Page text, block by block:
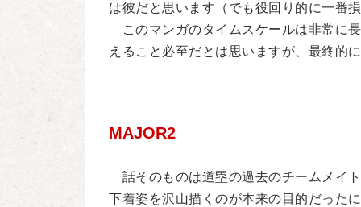
は彼だと思います（でも役回り的に一番
このマンガのタイムスケールは非常に
えること必至だとは思いますが、最終的
MAJOR2
話そのものは道塁の過去のチームメイ
下着姿を沢山描くのが本来の目的だった